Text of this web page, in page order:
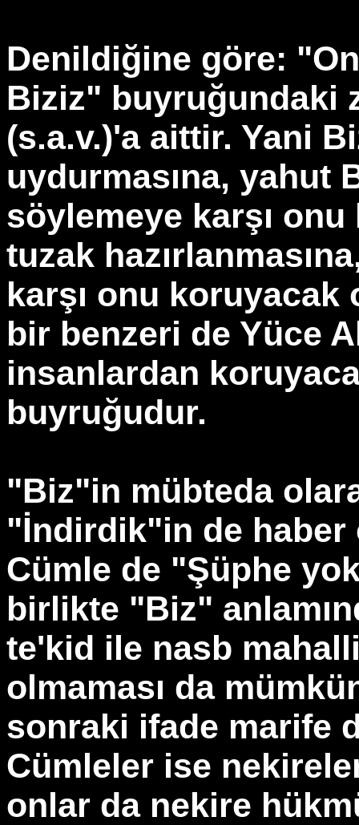
Denildiğine göre:
Biziz" buyruğundaki
(s.a.v.)'a aittir. Yani
uydurmasına, yahut
söylemeye karşı
tuzak
karşı onu
bir benzeri de Yüce
insanlardan
buyruğudur.
"Biz"in mübteda
"İndirdik"in de haber
Cümle de "Şüphe
birlikte "Biz"
te'kid ile nasb
olmaması da
sonraki ifade marife
Cümleler ise
onlar da nekire